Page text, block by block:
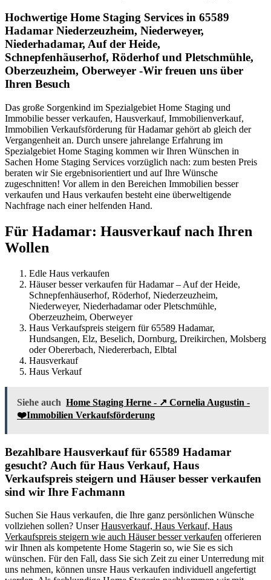
Hochwertige Home Staging Services in 65589
Hadamar Niederzeuzheim, Niederweyer,
Niederhadamar, Auf der Heide,
Schnepfenhäuserhof, Röderhof und Pletschmühle,
Oberzeuzheim, Oberweyer -Wir freuen uns über
Ihren Besuch
Das große Sorgenkind im Spezialgebiet Home Staging und
Immobilie besser verkaufen, Hausverkauf, Immobilienverkauf,
Immobilien Verkaufsförderung für Hadamar gehört ab gleich der
Vergangenheit an. Durch unsere jahrelange Erfahrung im
Spezialgebiet Home Staging kommen wir Ihren Wünschen in
Sachen Home Staging Services vorzüglich nach: zum besten Preis
beraten wir Sie ergebnisorientiert und auf Ihre Wünsche
zugeschnitten! Vor allem in den Bereichen Immobilien besser
verkaufen und Haus verkaufen besteht eine überweltigende
Nachfrage nach einer helfenden Hand.
Für Hadamar: Hausverkauf nach Ihren
Wollen
Edle Haus verkaufen
Häuser besser verkaufen für Hadamar – Auf der Heide,
Schnepfenhäuserhof, Röderhof, Niederzeuzheim,
Niederweyer, Niederhadamar oder Pletschmühle,
Oberzeuzheim, Oberweyer
Haus Verkaufspreis steigern für 65589 Hadamar,
Hundsangen, Elz, Beselich, Dornburg, Dreikirchen, Molsberg
oder Obererbach, Niedererbach, Elbtal
Hausverkauf
Haus Verkauf
Siehe auch Home Staging Herne - ↗️ Cornelia Augustin -
❤️Immobilien Verkaufsförderung
Bezahlbare Hausverkauf für 65589 Hadamar
gesucht? Auch für Haus Verkauf, Haus
Verkaufspreis steigern und Häuser besser verkaufen
sind wir Ihre Fachmann
Suchen Sie Haus verkaufen, die Ihre ganz persönlichen Wünsche
vollziehen sollen? UnserHausverkauf, Haus Verkauf, Haus
Verkaufspreis steigern wie auch Häuser besser verkaufen offerieren
wir Ihnen als kompetente Home Stagerin so, wie Sie es sich
wünschen. Für den Fall, dass Sie sich Zeit zu einer Unterredung mit
uns nehmen, können unsre Haus verkaufen individuell angefertigt